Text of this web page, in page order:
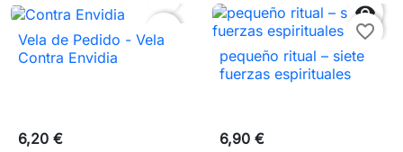
favorite_border
Vela de Pedido - Vela
Contra Envidia
6,20 €

favorite_border
pequeño ritual – siete
fuerzas espirituales
6,90 €